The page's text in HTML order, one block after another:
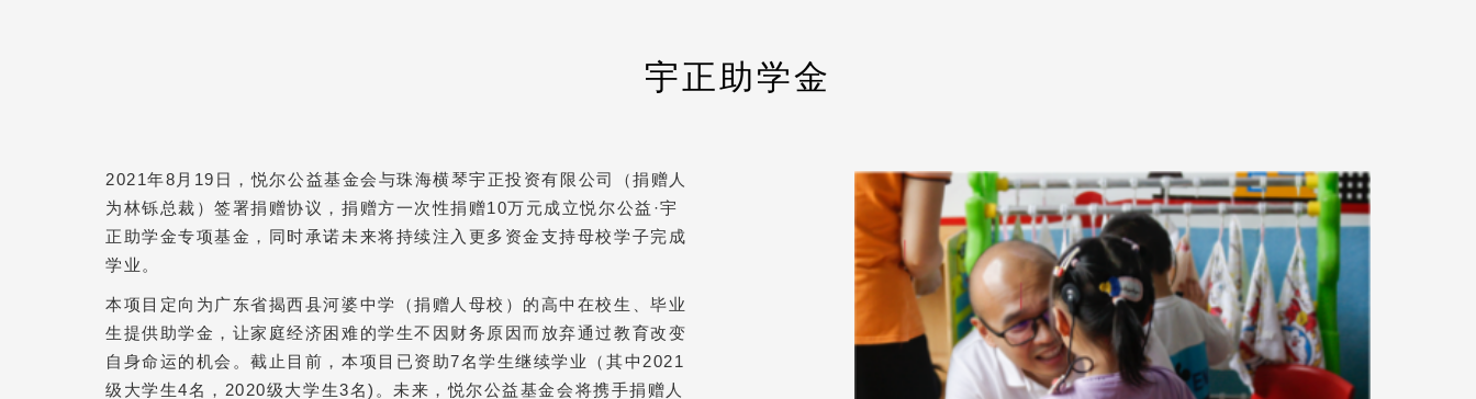
宇正助学金
2021年8月19日，悦尔公益基金会与珠海横琴宇正投资有限公司（捐赠人
为林铄总裁）签署捐赠协议，捐赠方一次性捐赠10万元成立悦尔公益·宇
正助学金专项基金，同时承诺未来将持续注入更多资金支持母校学子完成
学业。
本项目定向为广东省揭西县河婆中学（捐赠人母校）的高中在校生、毕业
生提供助学金，让家庭经济困难的学生不因财务原因而放弃通过教育改变
自身命运的机会。截止目前，本项目已资助7名学生继续学业（其中2021
级大学生4名，2020级大学生3名)。未来，悦尔公益基金会将携手捐赠人